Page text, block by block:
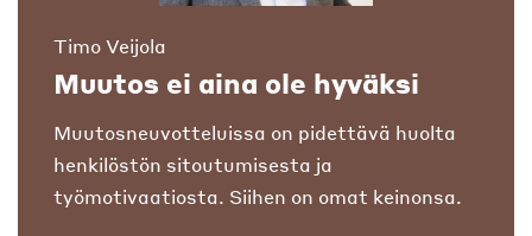
Timo Veijola
Muutos ei aina ole hyväksi
Muutosneuvotteluissa on pidettävä huolta
henkilöstön sitoutumisesta ja
työmotivaatiosta. Siihen on omat keinonsa.